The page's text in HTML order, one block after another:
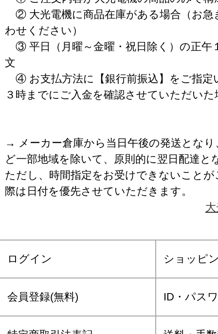
② 大光電機に商品在庫がある場合（お急
わせください）
③ 平日（月曜～金曜・祝日除く）の正午
文
④ お支払方法に【銀行前振込】をご指定
３時までにご入金を確認させていただいた
→ メーカー倉庫から当日午後の発送となり
ど一部地域を除いて、原則的に翌日配達と
ただし、時間指定をお受けできないこと
際は日付を優先させていただきます。
ログイン ショッピ
会員登録(無料) ID・パス